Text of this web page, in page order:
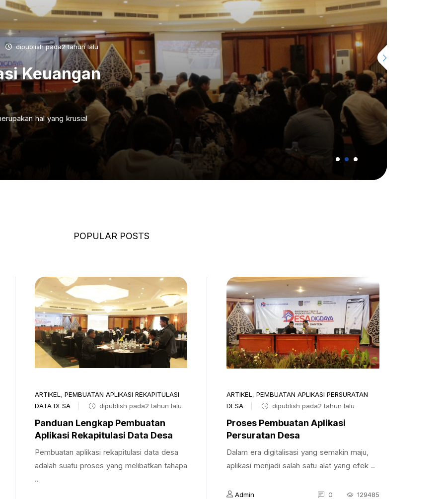
dipublish pada2 tahun lalu
Keuangan
hal yang krusial
POPULAR POSTS
ARTIKEL , PEMBUATAN APLIKASI REKAPITULASI
DATA DESA
dipublish pada2 tahun lalu
Panduan Lengkap Pembuatan
Aplikasi Rekapitulasi Data Desa
Pembuatan aplikasi rekapitulasi data desa
adalah suatu proses yang melibatkan tahapa
..
ARTIKEL , PEMBUATAN APLIKASI PERSURATAN
DESA
dipublish pada2 tahun lalu
Proses Pembuatan Aplikasi
Persuratan Desa
Dalam era digitalisasi yang semakin maju,
aplikasi menjadi salah satu alat yang efek ..
Admin 0 129485